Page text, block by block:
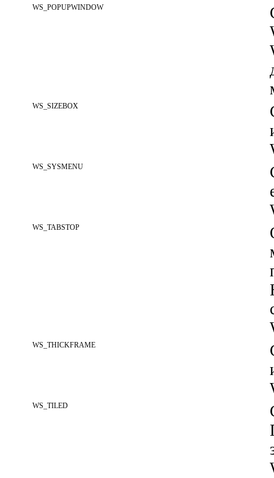
WS_POPUPWINDOW
WS_SIZEBOX
WS_SYSMENU
WS_TABSTOP
WS_THICKFRAME
WS_TILED